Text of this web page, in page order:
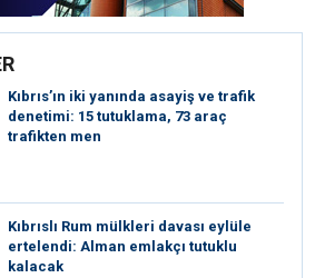
Kıbrıs’ın iki yanında asayiş ve trafik
denetimi: 15 tutuklama, 73 araç
trafikten men
Kıbrıslı Rum mülkleri davası eylüle
ertelendi: Alman emlakçı tutuklu
kalacak